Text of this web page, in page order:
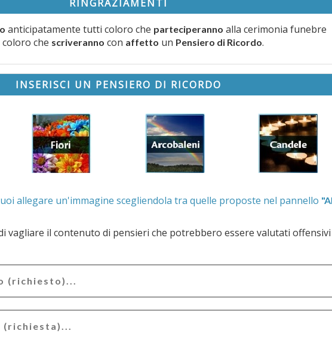
RINGRAZIAMENTI
anticipatamente tutti coloro che parteciperanno alla cerimonia funebre
che scriveranno con affetto un Pensiero di Ricordo.
INSERISCI UN PENSIERO DI RICORDO
. Se lo desideri, puoi allegare un'immagine scegliendola tra quelle proposte nel pannello
di pensieri che potrebbero essere valutati offensivi e/o lesivi della dignità del